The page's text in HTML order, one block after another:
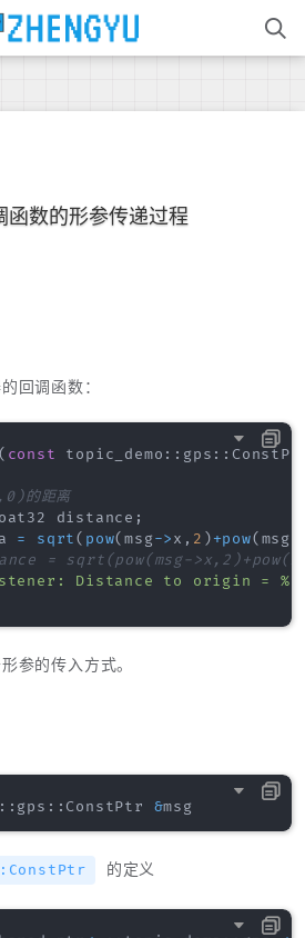
函数的形参传递过程
回调函数：
( const topic_demo :: gps ::
的距离
distance ;
= sqrt( pow(msg->x , 2 )+pow(msg
= sqrt(pow(msg-
Distance to origin =
参的传入方式。
:: gps :: ConstPtr &
的定义